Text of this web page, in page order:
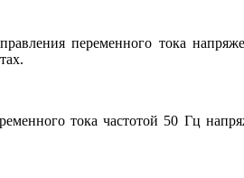
переменного тока
тока частотой 50 Гц